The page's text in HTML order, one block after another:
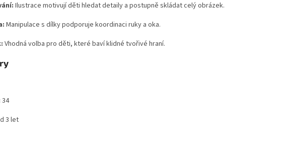
Ilustrace motivují děti hledat detaily a postupně skládat celý obrázek.
Manipulace s dílky podporuje koordinaci ruky a oka.
Vhodná volba pro děti, které baví klidné tvořivé hraní.
34
3 let